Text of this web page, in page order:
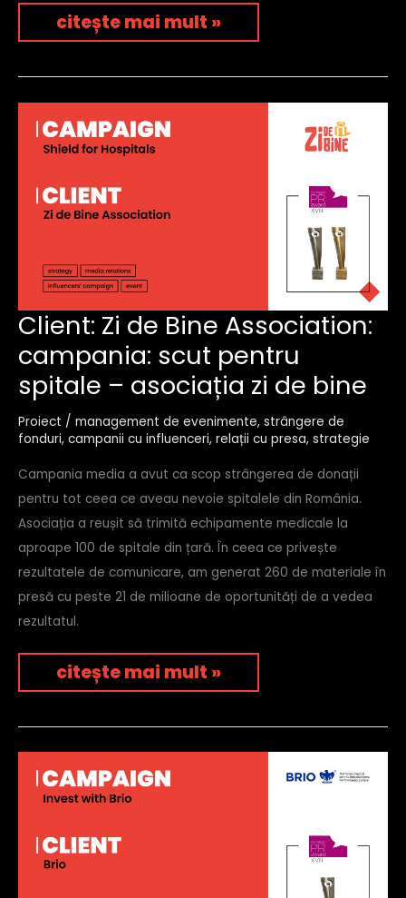
citește mai mult »
Client: Zi de Bine Association:
campania: scut pentru
spitale – asociația zi de bine
Proiect / management de evenimente, strângere de
fonduri, campanii cu influenceri, relații cu presa, strategie
Campania media a avut ca scop strângerea de donații
pentru tot ceea ce aveau nevoie spitalele din România.
Asociația a reușit să trimită echipamente medicale la
aproape 100 de spitale din țară. În ceea ce privește
rezultatele de comunicare, am generat 260 de materiale în
presă cu peste 21 de milioane de oportunități de a vedea
rezultatul.
client:
zi
de
bine
association:
scut
pentru
–
asociația
zi
de
bine
citește mai mult »